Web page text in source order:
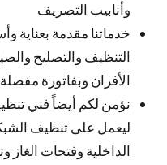
وأنابيب التصريف
خدماتنا مقدمة بعناية
التنظيف والتصليح
الأفران وبفاتورة
نؤمن لكم أيضاً فني
ليعمل على تنظيف
الداخلية وفتحات الغاز